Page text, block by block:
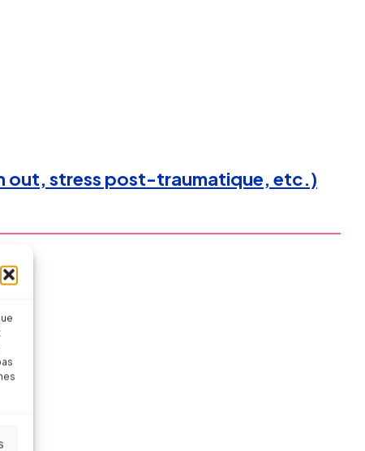
out, stress post-traumatique, etc.)